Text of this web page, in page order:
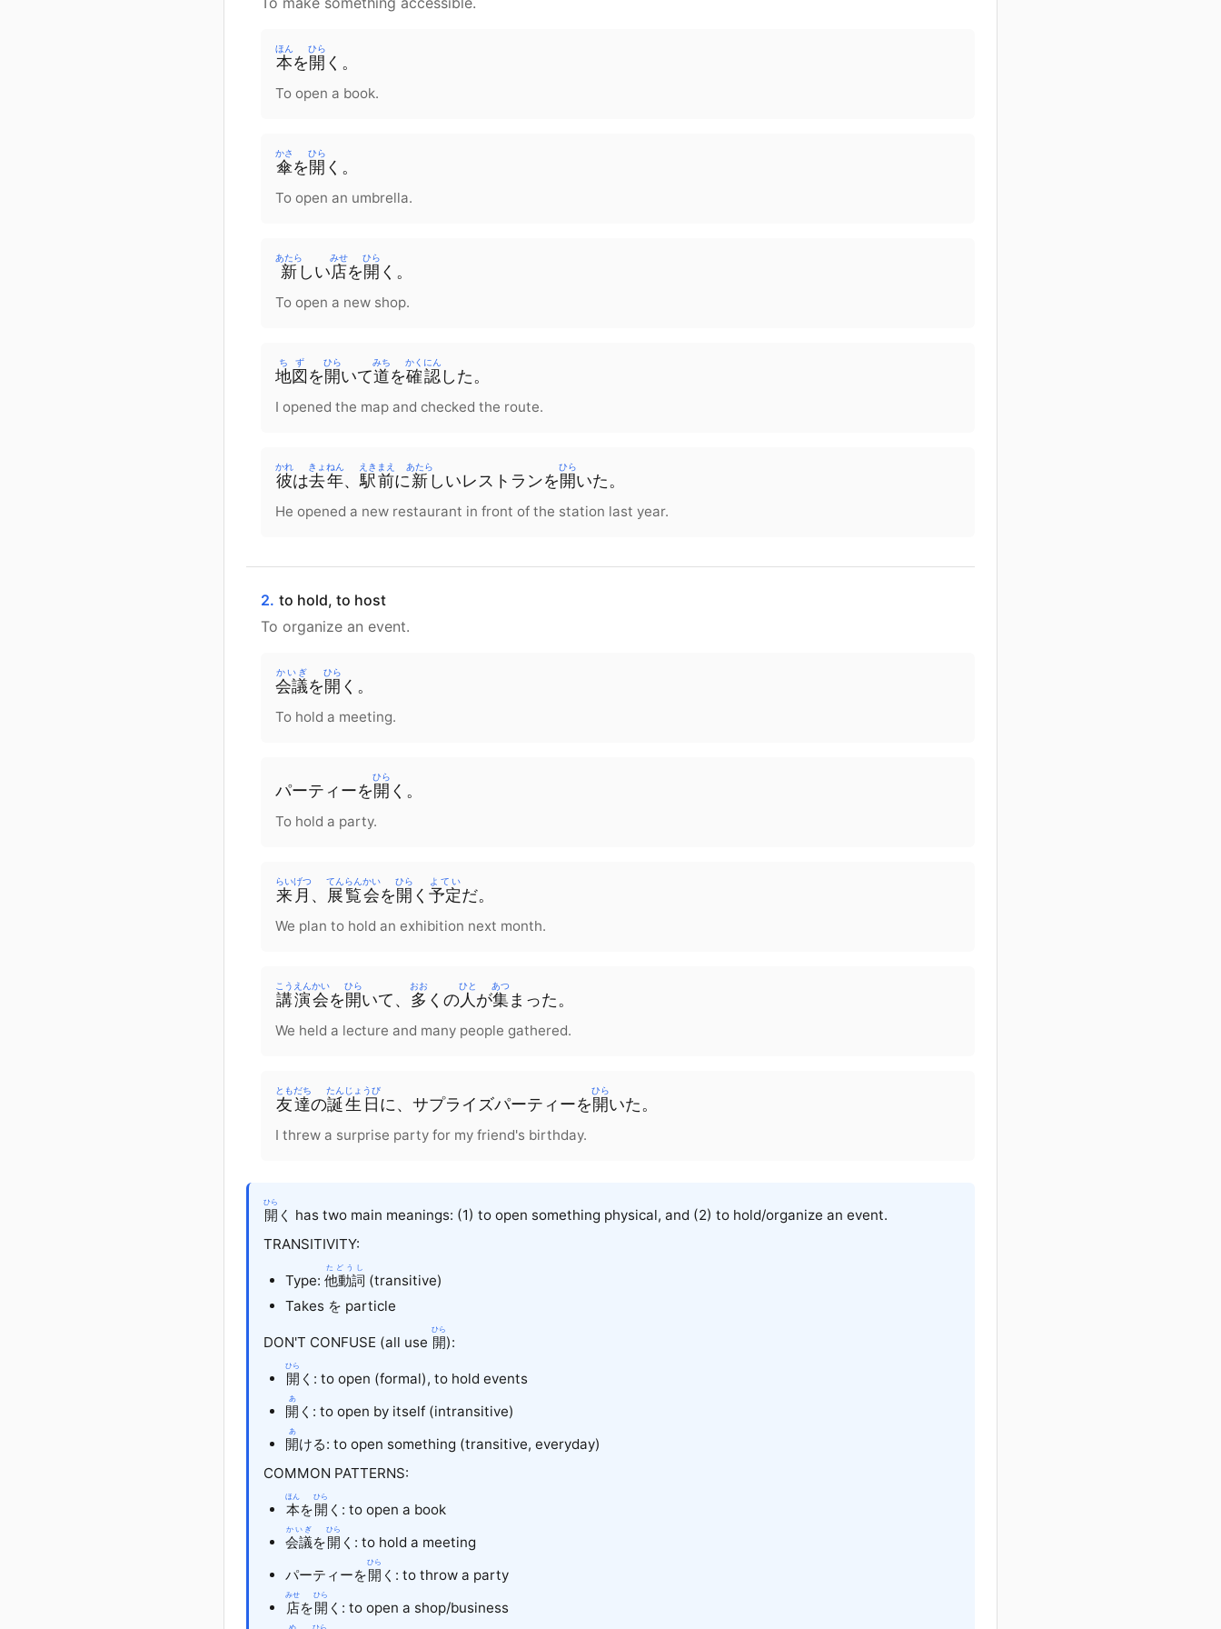
本
ほん
を 開
ひら
く。
To open a book.
傘
かさ
を 開
ひら
く。
To open an umbrella.
新
あたら
しい店
みせ
を 開
ひら
く。
To open a new shop.
地図
ちず
を 開
ひら
いて道
みち
を確認
かくにん
した。
I opened the map and checked the route.
彼
かれ
は去年
きょねん
、駅前
えきまえ
に新
あたら
しいレストランを 開
ひら
いた。
He opened a new restaurant in front of the station last year.
2. to hold, to host
To organize an event.
会議
かいぎ
を 開
ひら
く。
To hold a meeting.
パーティーを 開
ひら
く。
To hold a party.
来月
らいげつ
、 展覧会
てんらんかい
を 開
ひら
く 予定
よてい
だ。
We plan to hold an exhibition next month.
講演会
こうえんかい
を 開
ひら
いて、 多
おお
くの人
ひと
が集
あつ
まった。
We held a lecture and many people gathered.
友達
ともだち
の誕生日
たんじょうび
に、 サプライズパーティーを 開
ひら
いた。
I threw a surprise party for my friend's birthday.
開
ひら
く has two main meanings: (1) to open something physical, and (2) to hold/organize an event.
TRANSITIVITY:
Type: 他動詞
たどうし
(transitive)
Takes を particle
DON'T CONFUSE (all use 開
ひら
):
開
ひら
く: to open (formal), to hold events
開
あ
く : to open by itself (intransitive)
開
あ
ける: to open something (transitive, everyday)
COMMON PATTERNS:
本
ほん
を開
ひら
く: to open a book
会議
かいぎ
を開
ひら
く: to hold a meeting
パーティーを開
ひら
く: to throw a party
店
みせ
を開
ひら
く: to open a shop/business
め ひら